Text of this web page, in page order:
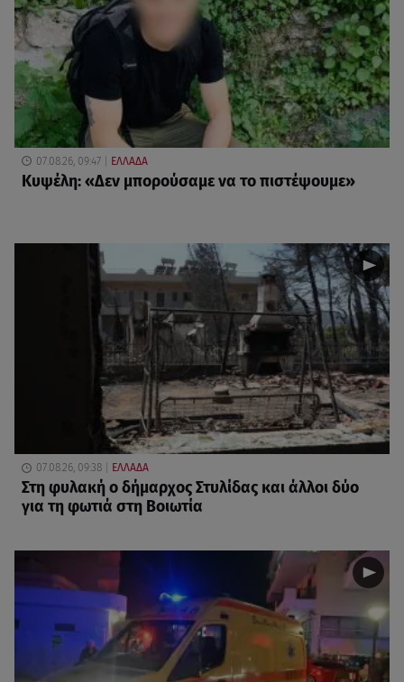
07.08.26, 09:47 ΕΛΛΑΔΑ
Κυψέλη: «Δεν μπορούσαμε να το πιστέψουμε»
07.08.26, 09:38 ΕΛΛΑΔΑ
Στη φυλακή ο δήμαρχος Στυλίδας και άλλοι δύο
για τη φωτιά στη Βοιωτία